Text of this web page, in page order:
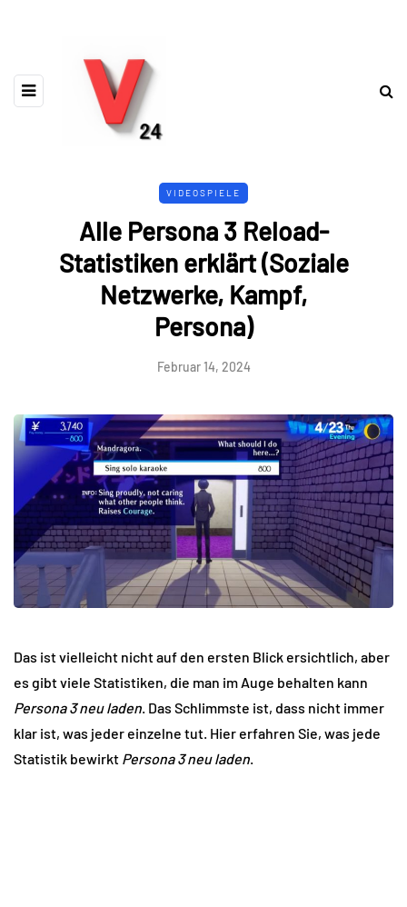
VIDEOSPIELE
Alle Persona 3 Reload-
Statistiken erklärt (Soziale
Netzwerke, Kampf,
Persona)
Februar 14, 2024
Das ist vielleicht nicht auf den ersten Blick ersichtlich, aber
es gibt viele Statistiken, die man im Auge behalten kann
Persona 3 neu laden. Das Schlimmste ist, dass nicht immer
klar ist, was jeder einzelne tut. Hier erfahren Sie, was jede
Statistik bewirkt Persona 3 neu laden.